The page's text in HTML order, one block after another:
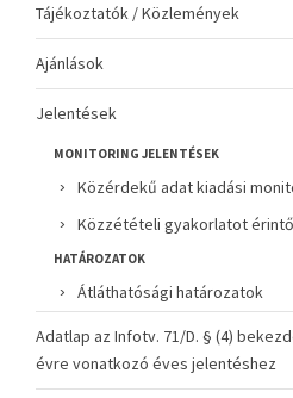
Tájékoztatók / Közlemények
Ajánlások
Jelentések
MONITORING JELENTÉSEK
Közérdekű adat kiadási
Közzétételi gyakorlatot
HATÁROZATOK
Átláthatósági határozatok
Adatlap az Infotv. 71/D. § (4)
évre vonatkozó éves jelentéshez